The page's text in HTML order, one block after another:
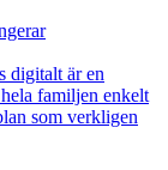
digitalt är en
familjen enkelt
som verkligen